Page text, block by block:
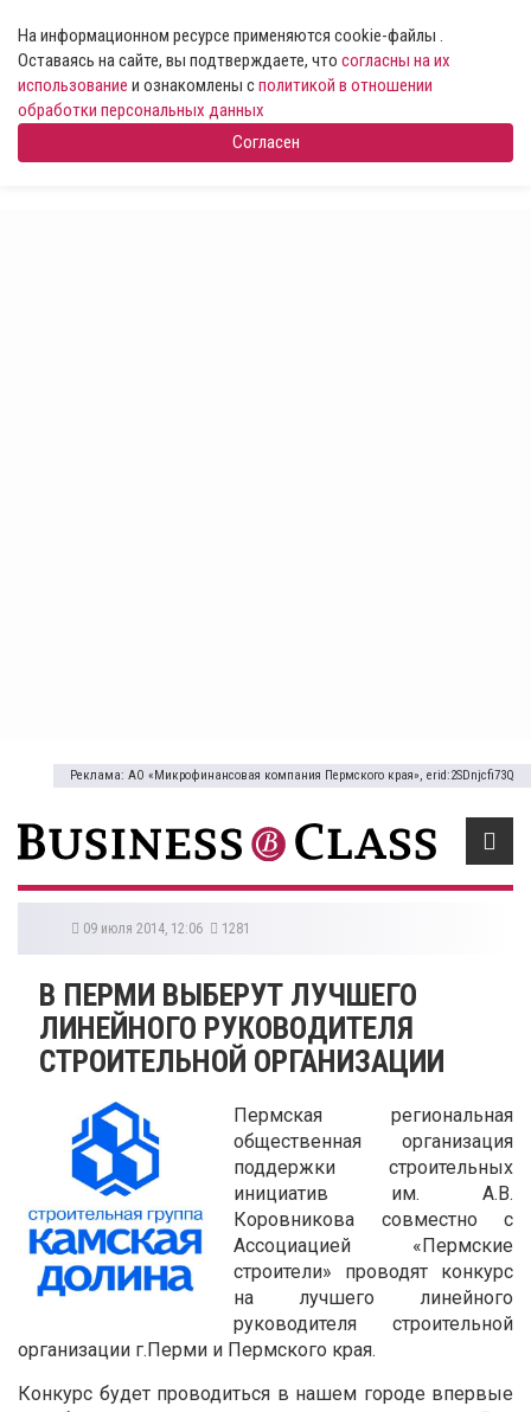
На информационном ресурсе применяются cookie-файлы .
Оставаясь на сайте, вы подтверждаете, что согласны на их
использование и ознакомлены сполитикой в отношении
обработки персональных данных
Согласен
Реклама: АО «Микрофинансовая компания Пермского края», erid:2SDnjcfi73Q
09 июля 2014, 12:06 1281
В ПЕРМИ ВЫБЕРУТ ЛУЧШЕГО
ЛИНЕЙНОГО РУКОВОДИТЕЛЯ
СТРОИТЕЛЬНОЙ ОРГАНИЗАЦИИ
Пермская региональная
общественная организация
поддержки строительных
инициатив им. А.В.
Коровникова совместно с
Ассоциацией «Пермские
строители» проводят конкурс
на лучшего линейного
руководителя строительной
организации г.Перми и Пермского края.
Конкурс будет проводиться в нашем городе впервые